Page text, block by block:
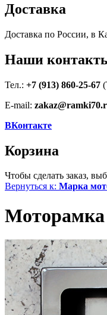
Доставка
Доставка по России, в
Наши
Тел.: +7 (913) 860-25-67
E-mail:
ВКонтакте
Корзина
Чтобы сделать заказ,
Вернуться к: Марка